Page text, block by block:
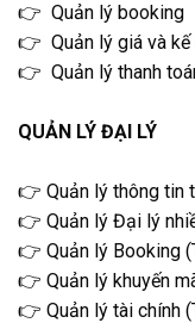
👉 Quản lý booking
👉 Quản lý giá và kế
👉 Quản lý thanh
QUẢN LÝ ĐẠI LÝ
👉 Quản lý thông tin
👉 Quản lý Đại lý
👉 Quản lý Booking
👉 Quản lý khuyến
👉 Quản lý tài chính